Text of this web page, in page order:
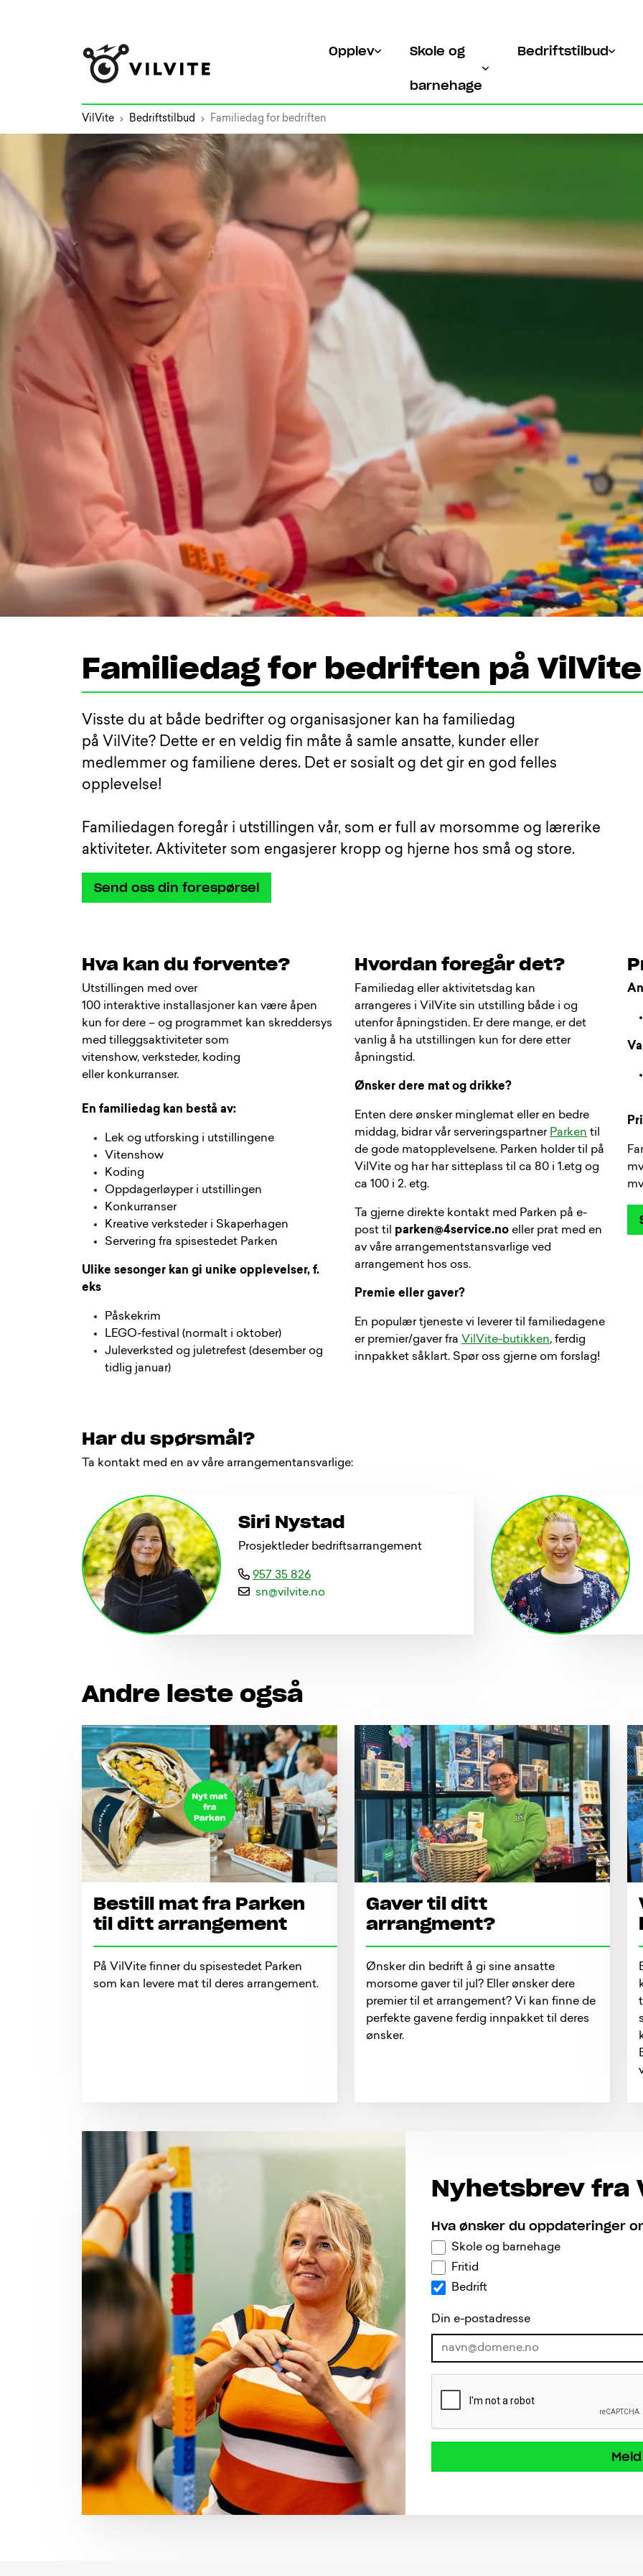
Opplev Skole og
barnehage
Bedriftstilbud
VilVite Bedriftstilbud Familiedag for bedriften
Familiedag for bedriften på VilVite
Visste du at både bedrifter og organisasjoner kan ha familiedag
på VilVite? Dette er en veldig fin måte å samle ansatte, kunder eller
medlemmer og familiene deres. Det er sosialt og det gir en god felles
opplevelse!
Familiedagen foregår i utstillingen vår, som er full av morsomme og lærerike
aktiviteter. Aktiviteter som engasjerer kropp og hjerne hos små og store.
Send oss din forespørsel
Hva kan du forvente?
Utstillingen med over
100 interaktive installasjoner kan være åpen
kun for dere – og programmet kan skreddersys
med tilleggsaktiviteter som
vitenshow, verksteder, koding
eller konkurranser.
En familiedag kan bestå av:
Lek og utforsking i utstillingene
Vitenshow
Koding
Oppdagerløyper i utstillingen
Konkurranser
Kreative verksteder i Skaperhagen
Servering fra spisestedet Parken
Ulike sesonger kan gi unike opplevelser, f.
eks
Påskekrim
LEGO-festival (normalt i oktober)
Juleverksted og juletrefest (desember og
tidlig januar)
Hvordan foregår det?
Familiedag eller aktivitetsdag kan
arrangeres i VilVite sin utstilling både i og
utenfor åpningstiden. Er dere mange, er det
vanlig å ha utstillingen kun for dere etter
åpningstid.
Ønsker dere mat og drikke?
Enten dere ønsker minglemat eller en bedre
middag, bidrar vår serveringspartner Parken til
de gode matopplevelsene. Parken holder til på
VilVite og har har sitteplass til ca 80 i 1.etg og
ca 100 i 2. etg.
Ta gjerne direkte kontakt med Parken på e-
post til parken@4service.no eller prat med en
av våre arrangementstansvarlige ved
arrangement hos oss.
Premie eller gaver?
En populær tjeneste vi leverer til familiedagene
er premier/gaver fra VilVite-butikken, ferdig
innpakket såklart. Spør oss gjerne om forslag!
Har du spørsmål?
Ta kontakt med en av våre arrangementansvarlige:
Siri Nystad
Prosjektleder bedriftsarrangement
957 35 826
o
n
.
e
t
i
v
i
v
@
n
s
Andre leste også
Bestill mat fra Parken
til ditt arrangement
På VilVite finner du spisestedet Parken
som kan levere mat til deres arrangement.
Gaver til ditt
arrangment?
Ønsker din bedrift å gi sine ansatte
morsome gaver til jul? Eller ønsker dere
premier til et arrangement? Vi kan finne de
perfekte gavene ferdig innpakket til deres
ønsker.
Nyhetsbrev fra
Hva ønsker du oppdateringer
Skole og barnehage
Fritid
Bedrift
Din e-postadresse